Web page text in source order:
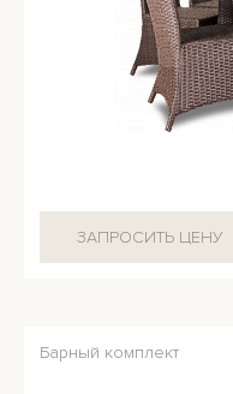
ЗАПРОСИТЬ ЦЕНУ
Барный комплект